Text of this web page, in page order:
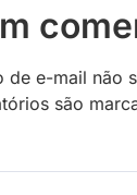
de e-mail não
são